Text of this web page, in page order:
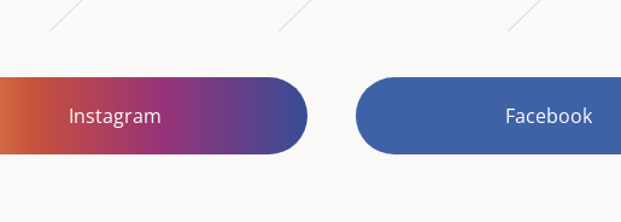
Instagram Facebook